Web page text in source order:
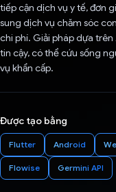
tiếp cận dịch vụ y tế, đơn
sung dịch vụ chăm sóc
chi phí. Giải pháp dựa
tin cậy, có thể cứu sống
vụ khẩn cấp.
Được tạo bằng
Flutter Android
Flowise Germini API